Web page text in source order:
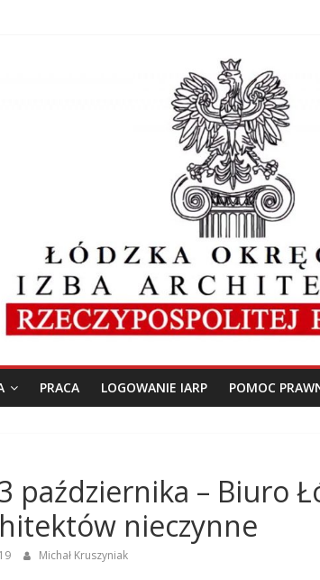
PRACA LOGOWANIE IARP POMOC
października – Biuro
nieczynne
Michał Kruszyniak